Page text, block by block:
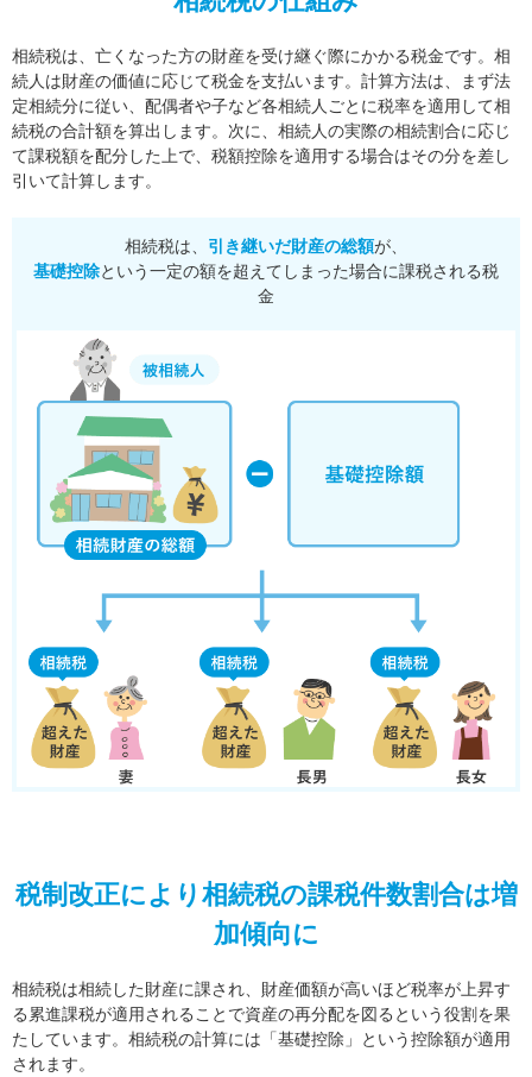
相続税は、亡くなった方の財産を受け継ぐ際にかかる税金です。相
続人は財産の価値に応じて税金を支払います。 計算方法は、まず法
定相続分に従い、配偶者や子など各相続人ごとに税率を適用して相
続税の合計額を算出します。 次に、相続人の実際の相続割合に応じ
て課税額を配分した上で、税額控除を適用する場合はその分を差し
引いて計算します。
相続税は、 引き継いだ財産の総額が、
基礎控除という一定の額を超えてしまった場合に課税される税
金
税制改正により相続税の課税件数割合は増
加傾向に
相続税は相続した財産に課され、財産価額が高いほど税率が上昇す
る累進課税が適用されることで資産の再分配を図るという役割を果
たしています。相続税の計算には「基礎控除」という控除額が適用
されます。